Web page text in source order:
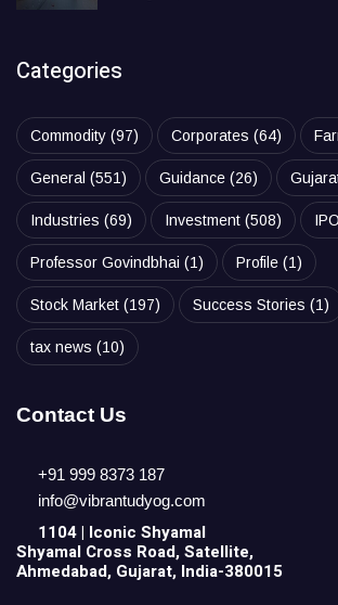
Categories
Commodity (97) Corporates (64)
General (551) Guidance (26)
Industries (69) Investment (508) IPO
Professor Govindbhai (1) Profile (1)
Stock Market (197) Success Stories (1)
tax news (10)
Contact Us
+91 999 8373 187
info@vibrantudyog.com
1104 | Iconic Shyamal
Shyamal Cross Road, Satellite,
Ahmedabad, Gujarat, India-380015